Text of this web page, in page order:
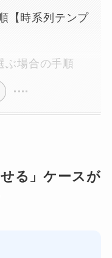
【時系列テンプ
ぶ場合の手順
る」ケースが